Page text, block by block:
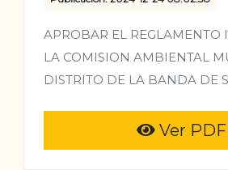
APROBAR EL REGLAMENTO
LA COMISION AMBIENTAL
DISTRITO DE LA BANDA DE
Ver PDF